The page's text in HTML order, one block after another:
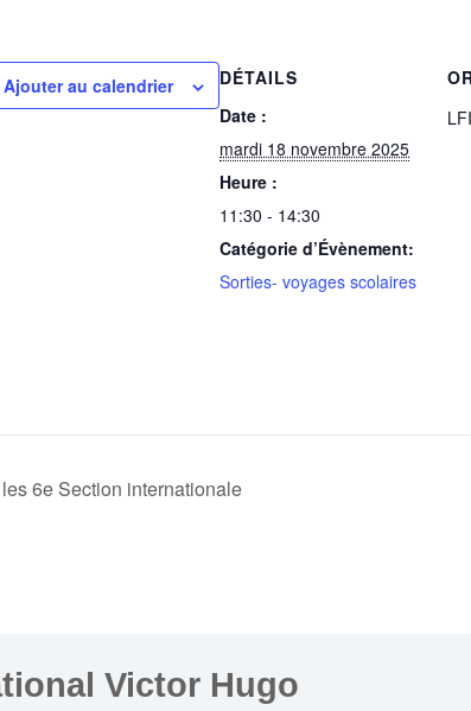
Ajouter au calendrier
DÉTAILS
Date :
mardi 18 novembre 2025
Heure :
11:30 - 14:30
Catégorie d’Évènement:
Sorties- voyages scolaires
6e Section internationale
Victor Hugo